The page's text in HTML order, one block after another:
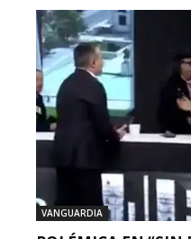
VANGUARDIA